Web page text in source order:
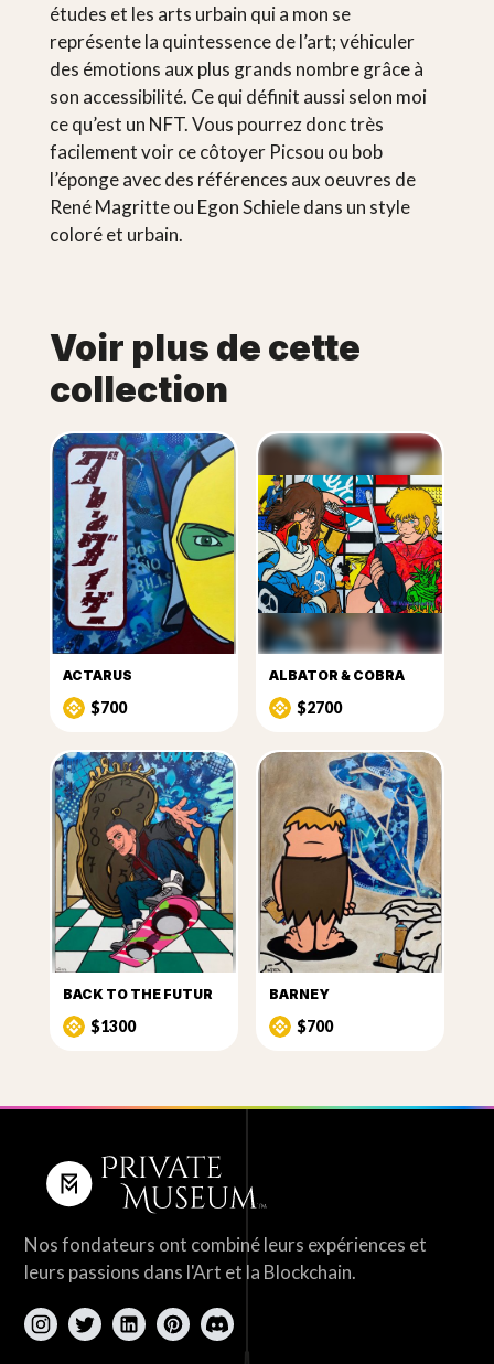
études et les arts urbain qui a mon se
représente la quintessence de l’art; véhiculer
des émotions aux plus grands nombre grâce à
son accessibilité. Ce qui définit aussi selon moi
ce qu’est un NFT. Vous pourrez donc très
facilement voir ce côtoyer Picsou ou bob
l’éponge avec des références aux oeuvres de
René Magritte ou Egon Schiele dans un style
coloré et urbain.
Voir plus de cette
collection
ACTARUS
$700
ALBATOR & COBRA
$2700
BACK TO THE FUTUR
$1300
BARNEY
$700
Nos fondateurs ont combiné leurs expériences et
leurs passions dans l'Art et la Blockchain.